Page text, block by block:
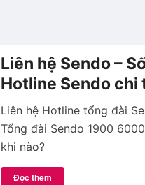
Liên hệ Sendo –
Hotline Sendo chi
Liên hệ Hotline tổng đài
Tổng đài Sendo 1900
khi nào?
Đọc thêm